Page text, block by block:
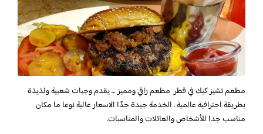
مطعم تشيز كيك في قطر مطعم راقي ومميز … يقدم وجبات شعبية ولذيذة
بطريقة احترافية عالمية . الخدمة جيدة جدًا الاسعار عالية نوعا ما مكان
مناسب جدا للأشخاص والعائلات والمناسبات.